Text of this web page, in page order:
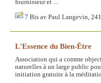
fournisseur et ...
7 Bis av Paul Langevin,
L'Essence du Bien-Être
Association qui a comme
naturelles à un large public
initiation gratuite à la